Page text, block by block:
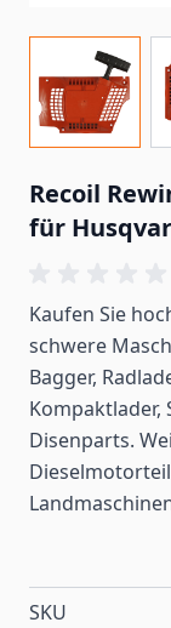
Recoil
für
Kaufen Sie
schwere
Bagger,
Kompaktlader,
Disenparts.
SKU